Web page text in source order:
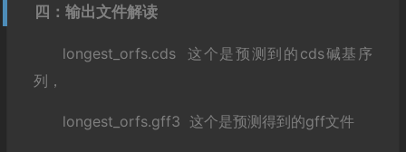
四：输出文件解读
longest_orfs.cds 这个是预测到的cds碱基序
列，
longest_orfs.gff3 这个是预测得到的gff文件